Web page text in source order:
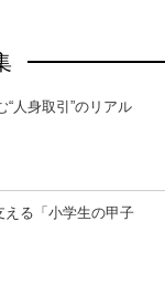
人身取引”のリアル
える「小学生の甲子